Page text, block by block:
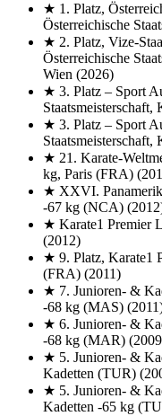
★ 1. Platz,
Österreichische
★ 2. Platz, Vize-
Österreichische
Wien (2026)
★ 3. Platz – Sport
★ 3. Platz – Sport
★ 21. Karate-
kg, Paris (FRA)
★ XXVI.
-67 kg (NCA)
★ Karate1 Premier
(2012)
★ 9. Platz, Karate1
(FRA) (2011)
★ 7. Junioren- &
-68 kg (MAS)
★ 6. Junioren- &
-68 kg (MAR)
★ 5. Junioren- &
Kadetten (TUR)
★ 5. Junioren- &
Kadetten -65 kg